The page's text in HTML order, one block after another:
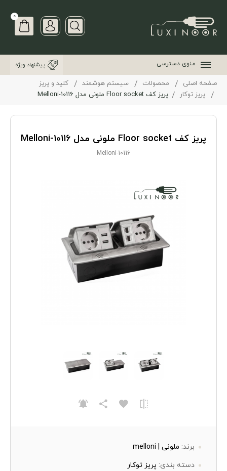
0
منوی دسترسی پیشنهاد ویژه
صفحه اصلی محصولات سیستم هوشمند
کلید و پریز
پریز توکار
پریز کف Floor socket ملونی مدل Melloni-10116
پریز کف Floor socket ملونی مدل Melloni-10116
Melloni-10116
برند: ملونی | melloni
دسته بندی: پریز توکار